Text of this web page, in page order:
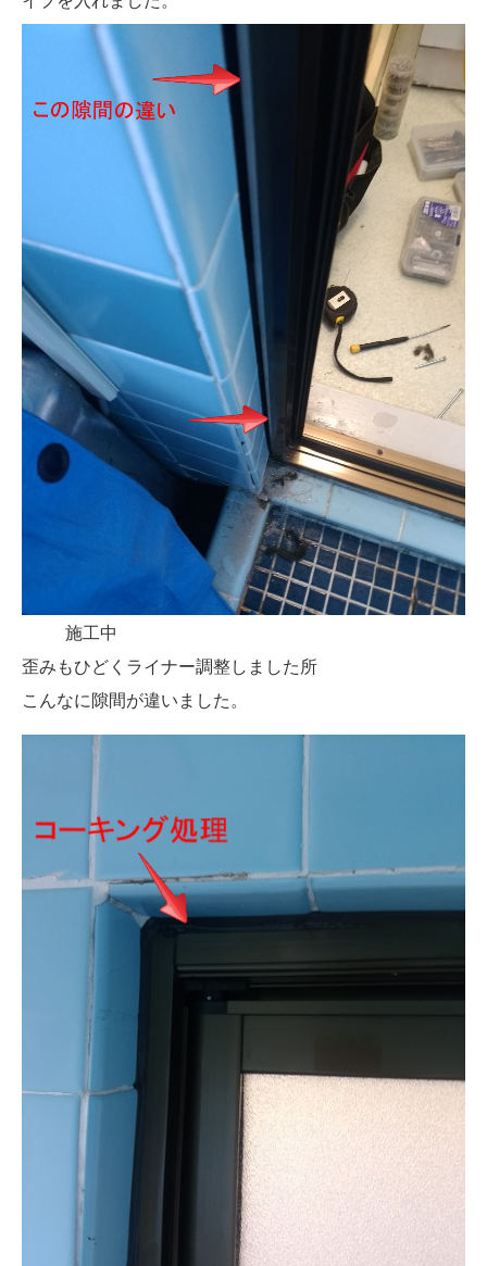
施工中
歪みもひどくライナー調整しました所
こんなに隙間が違いました。